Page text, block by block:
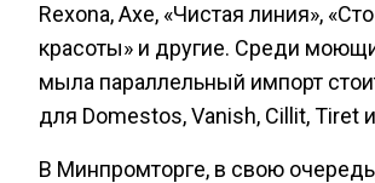
Rexona, Axe, «Чистая линия»,
красоты» и другие. Среди
мыла параллельный импорт
для Domestos, Vanish, Cillit, Tiret
В Минпромторге, в свою